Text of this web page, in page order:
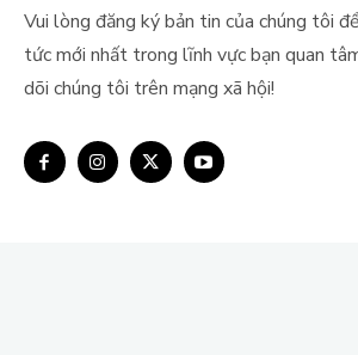
Vui lòng đăng ký bản tin của chúng tôi
tức mới nhất trong lĩnh vực bạn quan
dõi chúng tôi trên mạng xã hội!